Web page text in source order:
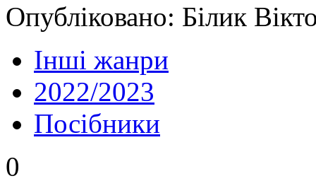
Опубліковано: Білик
Інші жанри
2022/2023
Посібники
0